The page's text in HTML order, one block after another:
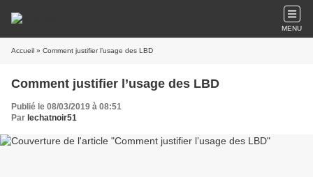
MENU
Accueil » Comment justifier l’usage des LBD
Comment justifier l’usage des LBD
Publié le 08/03/2019 à 08:51
Par lechatnoir51